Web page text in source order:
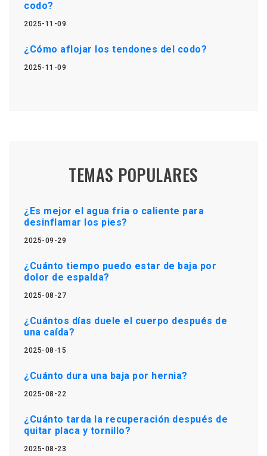
codo?
2025-11-09
¿Cómo aflojar los tendones del codo?
2025-11-09
TEMAS POPULARES
¿Es mejor el agua fria o caliente para
desinflamar los pies?
2025-09-29
¿Cuánto tiempo puedo estar de baja por
dolor de espalda?
2025-08-27
¿Cuántos días duele el cuerpo después de
una caída?
2025-08-15
¿Cuánto dura una baja por hernia?
2025-08-22
¿Cuánto tarda la recuperación después de
quitar placa y tornillo?
2025-08-23